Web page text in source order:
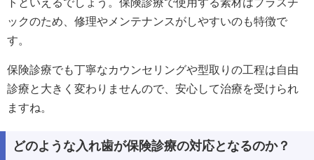
ックのため、修理やメンテナンスがしやすいのも特徴で
す。
保険診療でも丁寧なカウンセリングや型取りの工程は自由
診療と大きく変わりませんので、安心して治療を受けられ
ますね。
どのような入れ歯が保険診療の対応となるのか？